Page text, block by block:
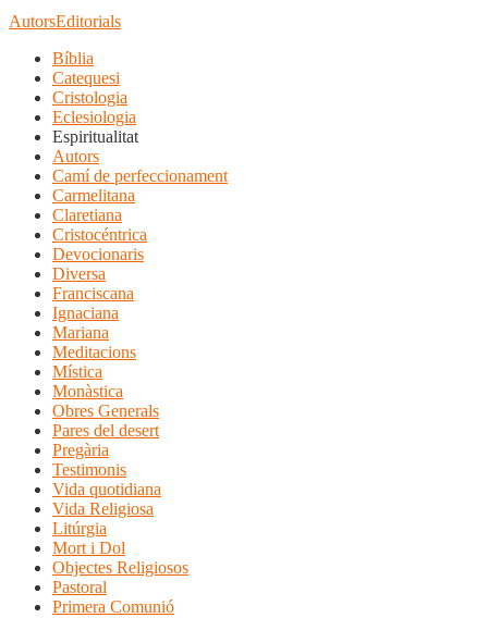
AutorsEditorials
Bíblia
Catequesi
Cristologia
Eclesiologia
Espiritualitat
Autors
Camí de perfeccionament
Carmelitana
Claretiana
Cristocéntrica
Devocionaris
Diversa
Franciscana
Ignaciana
Mariana
Meditacions
Mística
Monàstica
Obres Generals
Pares del desert
Pregària
Testimonis
Vida quotidiana
Vida Religiosa
Litúrgia
Mort i Dol
Objectes Religiosos
Pastoral
Primera Comunió